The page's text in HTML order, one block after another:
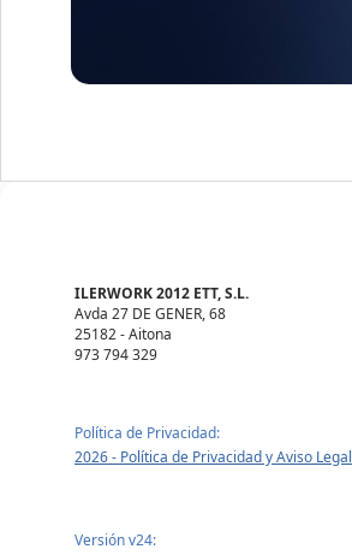
ILERWORK 2012 ETT, S.L.
Avda 27 DE GENER, 68
25182 - Aitona
973 794 329
Política de Privacidad:
2026 - Política de Privacidad y Aviso Legal
Versión v24: